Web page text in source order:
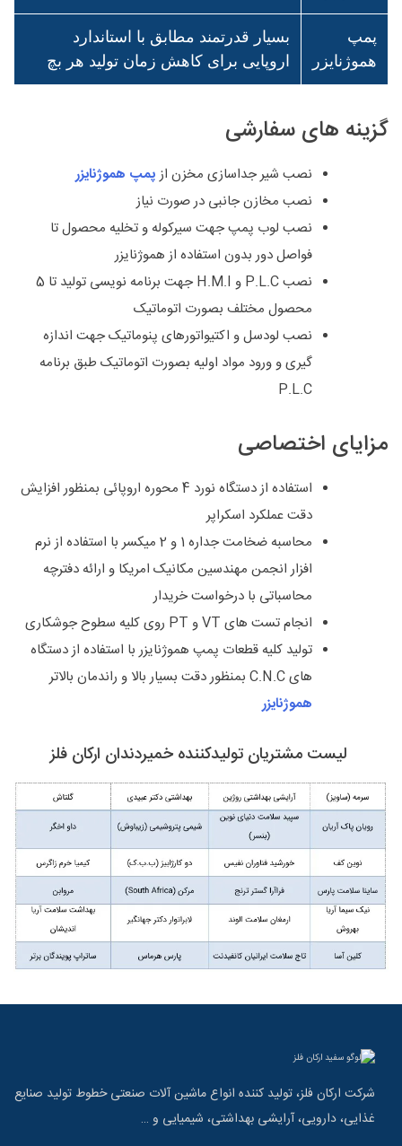
پمپ
هموژنایزر
بسیار قدرتمند مطابق با استاندارد
اروپایی برای کاهش زمان تولید هر بچ
گزینه های سفارشی
نصب شیر جداسازی مخزن از پمپ هموژنایزر
نصب مخازن جانبی در صورت نیاز
نصب لوب پمپ جهت سیرکوله و تخلیه محصول تا
فواصل دور بدون استفاده از هموژنایزر
نصب P.L.C و H.M.I جهت برنامه نویسی تولید تا 5
محصول مختلف بصورت اتوماتیک
نصب لودسل و اکتیواتورهای پنوماتیک جهت اندازه
گیری و ورود مواد اولیه بصورت اتوماتیک طبق برنامه
P.L.C
مزایای اختصاصی
استفاده از دستگاه نورد 4 محوره اروپائی بمنظور افزایش
دقت عملکرد اسکراپر
محاسبه ضخامت جداره 1 و 2 میکسر با استفاده از نرم
افزار انجمن مهندسین مکانیک امریکا و ارائه دفترچه
محاسباتی با درخواست خریدار
انجام تست های VT و PT روی کلیه سطوح جوشکاری
تولید کلیه قطعات پمپ هموژنایزر با استفاده از دستگاه
های C.N.C بمنظور دقت بسیار بالا و راندمان بالاتر
هموژنایزر
لیست مشتریان تولیدکننده خمیردندان ارکان فلز
شرکت ارکان فلز، تولید کننده انواع ماشین آلات صنعتی خطوط تولید صنایع
غذایی، دارویی، آرایشی بهداشتی، شیمیایی و …